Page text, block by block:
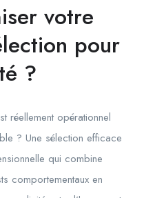
votre
pour
?
réellement opérationnel
? Une sélection efficace
qui combine
comportementaux en